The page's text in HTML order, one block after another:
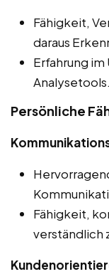
Fähigkeit,
daraus
Erfahrung
Analysetools.
Persönliche
Fähigkeit,
verständlich